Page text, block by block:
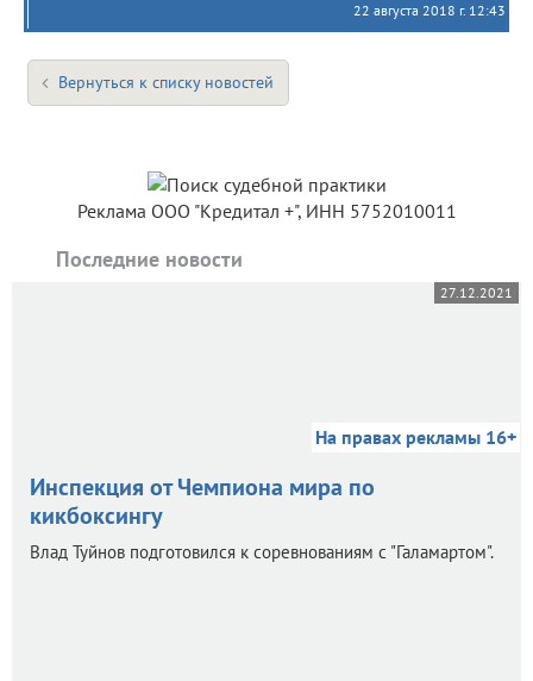
22 августа 2018 г. 12:43
Вернуться к списку новостей
Реклама ООО "Кредитал +", ИНН 5752010011
Последние новости
27.12.2021
На правах рекламы 16+
Инспекция от Чемпиона мира по
кикбоксингу
Влад Туйнов подготовился к соревнованиям с "Галамартом".